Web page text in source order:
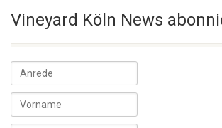
Vineyard Köln News